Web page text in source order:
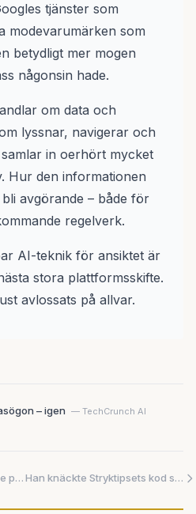
tjänster som
modevarumärken som
betydligt mer mogen
någonsin hade.
om data och
lyssnar, navigerar och
in oerhört mycket
Hur den informationen
avgörande – både för
regelverk.
AI-teknik för ansiktet är
stora plattformsskifte.
avlossats på allvar.
– igen — TechCrunch AI
AI-agenter tar över – Google presenterar sin mest genomgripande produktomvandling någonsin
Han knäckte Stryktipsets kod som tonåring — nu ska han göra samma sak med patenträtten